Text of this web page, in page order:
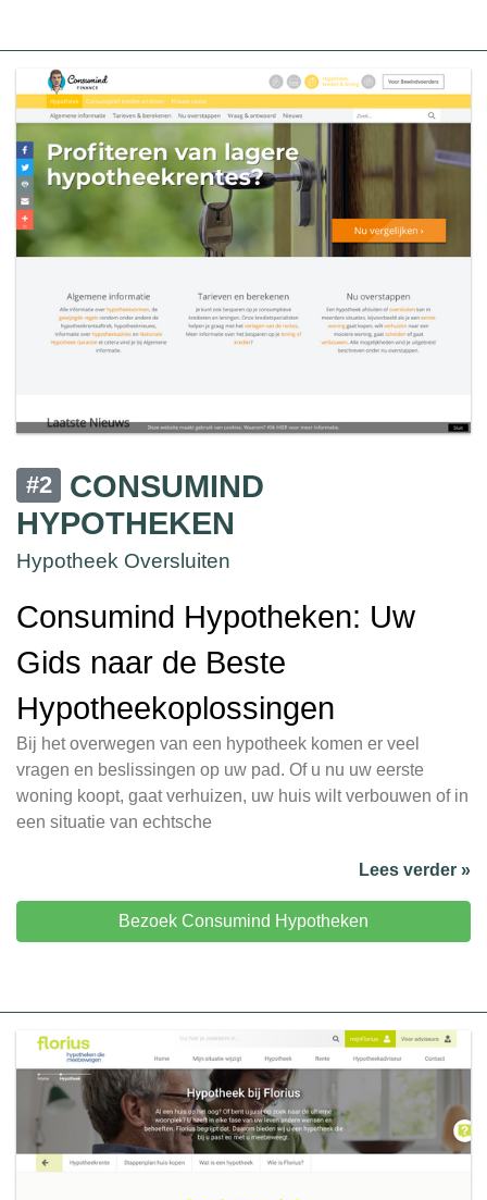
#2
CONSUMIND
HYPOTHEKEN
Hypotheek Oversluiten
Consumind Hypotheken: Uw
Gids naar de Beste
Hypotheekoplossingen
Bij het overwegen van een hypotheek komen er veel
vragen en beslissingen op uw pad. Of u nu uw eerste
woning koopt, gaat verhuizen, uw huis wilt verbouwen of in
een situatie van echtsche
Lees verder »
Bezoek Consumind Hypotheken